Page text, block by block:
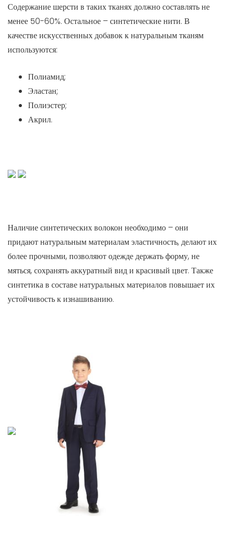
Содержание шерсти в таких тканях должно составлять не
менее 50-60%. Остальное – синтетические нити. В
качестве искусственных добавок к натуральным тканям
используются:
Полиамид;
Эластан;
Полиэстер;
Акрил.
Наличие синтетических волокон необходимо – они
придают натуральным материалам эластичность, делают их
более прочными, позволяют одежде держать форму, не
мяться, сохранять аккуратный вид и красивый цвет. Также
синтетика в составе натуральных материалов повышает их
устойчивость к изнашиванию.